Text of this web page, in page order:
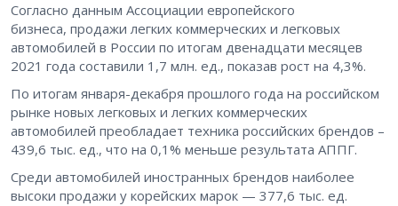
Согласно данным Ассоциации европейского
бизнеса, продажи легких коммерческих и легковых
автомобилей в России по итогам двенадцати месяцев
2021 года составили 1,7 млн. ед., показав рост на 4,3%.
По итогам января-декабря прошлого года на российском
рынке новых легковых и легких коммерческих
автомобилей преобладает техника российских брендов –
439,6 тыс. ед., что на 0,1% меньше результата АППГ.
Среди автомобилей иностранных брендов наиболее
высоки продажи у корейских марок — 377,6 тыс. ед.